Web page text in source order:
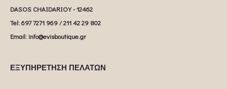
DASOS CHAIDARIOY - 12462
Tel: 697 7271 969 / 211 42 29 802
Email: info@evisboutique.gr
ΕΞΥΠΗΡΕΤΗΣΗ ΠΕΛΑΤΩΝ